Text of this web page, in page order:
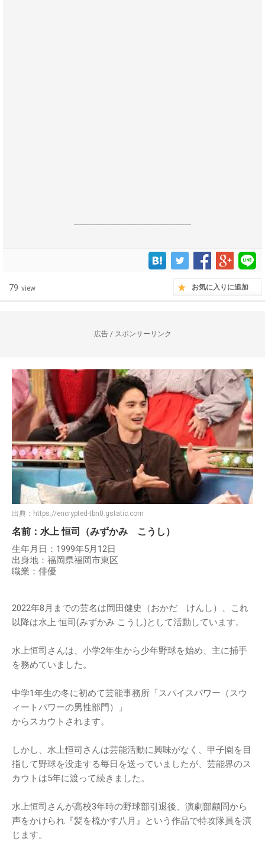
------------------------------------------------------------------
79 view お気に入りに追加
広告 / スポンサーリンク
出典： https://encrypted-tbn0.gstatic.com
名前：水上 恒司（みずかみ こうし）
生年月日：1999年5月12日
出身地：福岡県福岡市東区
職業：俳優
2022年8月までの芸名は岡田健史（おかだ けんし）、これ
以降は水上 恒司(みずかみ こうし)として活動しています。
水上恒司さんは、小学2年生から少年野球を始め、主に捕手
を務めていました。
中学1年生の冬に初めて芸能事務所「スパイスパワー（スウ
ィートパワーの男性部門）」
からスカウトされます。
しかし、水上恒司さんは芸能活動に興味がなく、甲子園を目
指して野球を没走する毎日を送っていましたが、芸能界のス
カウトは5年に渡って続きました。
水上恒司さんが高校3年時の野球部引退後、演劇部顧問から
声をかけられ『髪を梳かす八月』という作品で特攻隊員を演
じます。